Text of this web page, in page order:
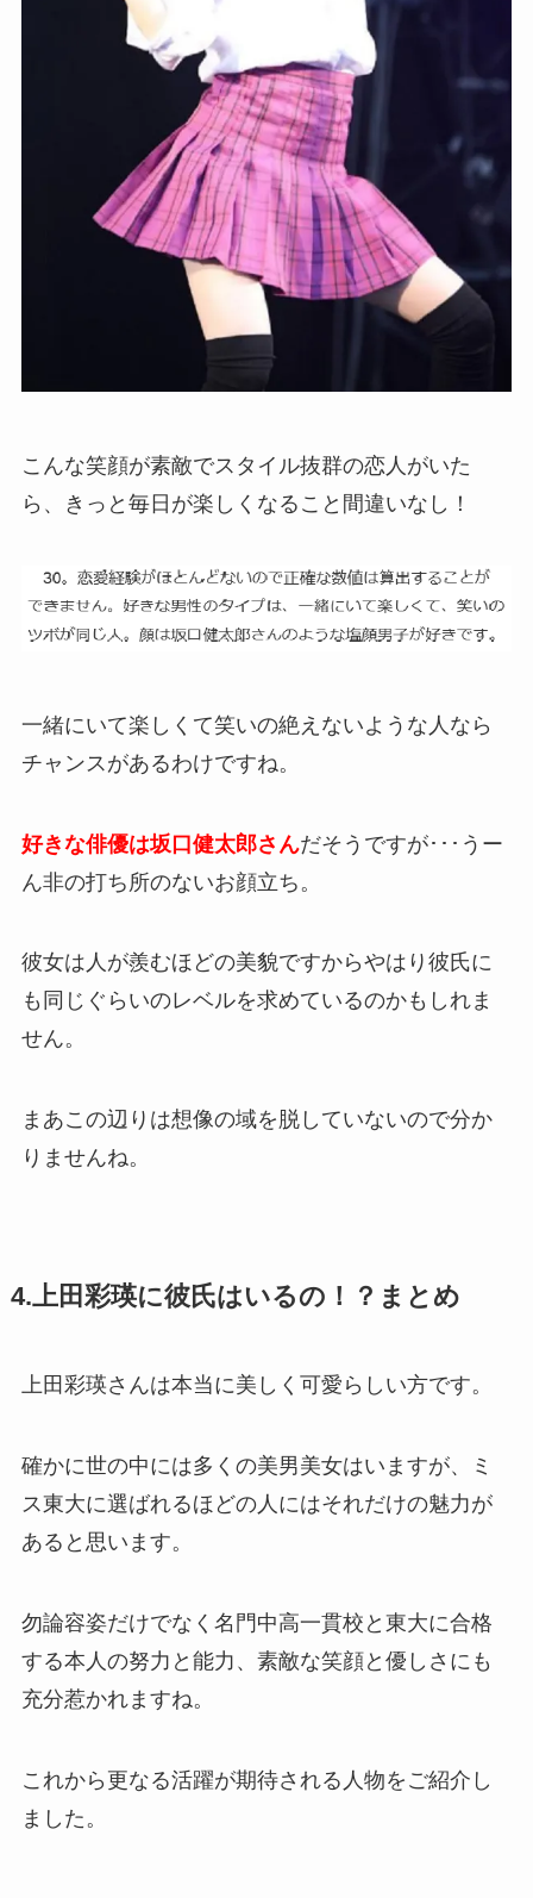
こんな笑顔が素敵でスタイル抜群の恋人がいた
ら、きっと毎日が楽しくなること間違いなし！
一緒にいて楽しくて笑いの絶えないような人なら
チャンスがあるわけですね。
好きな俳優は坂口健太郎さんだそうですが･･･うー
ん非の打ち所のないお顔立ち。
彼女は人が羨むほどの美貌ですからやはり彼氏に
も同じぐらいのレベルを求めているのかもしれま
せん。
まあこの辺りは想像の域を脱していないので分か
りませんね。
4.上田彩瑛に彼氏はいるの！？まとめ
上田彩瑛さんは本当に美しく可愛らしい方です。
確かに世の中には多くの美男美女はいますが、ミ
ス東大に選ばれるほどの人にはそれだけの魅力が
あると思います。
勿論容姿だけでなく名門中高一貫校と東大に合格
する本人の努力と能力、素敵な笑顔と優しさにも
充分惹かれますね。
これから更なる活躍が期待される人物をご紹介し
ました。